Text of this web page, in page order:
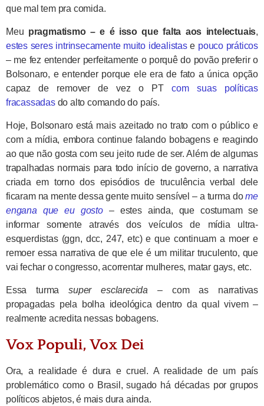
que mal tem pra comida.
Meu pragmatismo – e é isso que falta aos intelectuais,
estes seres intrinsecamente muito idealistase pouco práticos
– me fez entender perfeitamente o porquê do povão preferir o
Bolsonaro, e entender porque ele era de fato a única opção
capaz de remover de vez o PTcom suas políticas
fracassadasdo alto comando do país.
Hoje, Bolsonaro está mais azeitado no trato com o público e
com a mídia, embora continue falando bobagens e reagindo
ao que não gosta com seu jeito rude de ser. Além de algumas
trapalhadas normais para todo início de governo, a narrativa
criada em torno dos episódios de truculência verbal dele
ficaram na mente dessa gente muito sensível – a turma dome
engana que eu gosto– estes ainda, que costumam se
informar somente através dos veículos de mídia ultra-
esquerdistas (ggn, dcc, 247, etc) e que continuam a moer e
remoer essa narrativa de que ele é um militar truculento, que
vai fechar o congresso, acorrentar mulheres, matar gays, etc.
Essa turmasuper esclarecida – com as narrativas
propagadas pela bolha ideológica dentro da qual vivem –
realmente acredita nessas bobagens.
Vox Populi, Vox Dei
Ora, a realidade é dura e cruel. A realidade de um país
problemático como o Brasil, sugado há décadas por grupos
políticos abjetos, é mais dura ainda.